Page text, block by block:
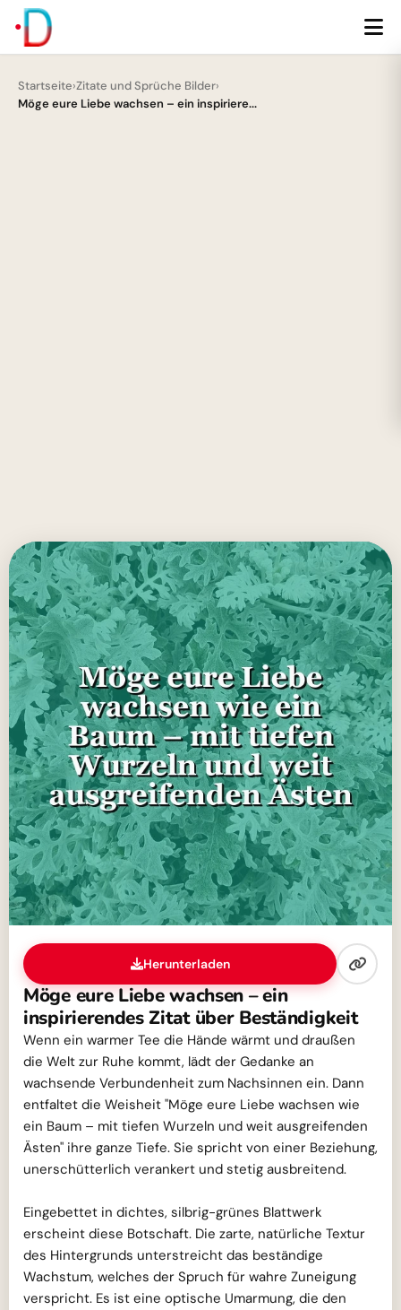
Startseite›Zitate und Sprüche Bilder›
Möge eure Liebe wachsen – ein inspiriere...
Herunterladen
Möge eure Liebe wachsen – ein
inspirierendes Zitat über Beständigkeit
Wenn ein warmer Tee die Hände wärmt und draußen
die Welt zur Ruhe kommt, lädt der Gedanke an
wachsende Verbundenheit zum Nachsinnen ein. Dann
entfaltet die Weisheit "Möge eure Liebe wachsen wie
ein Baum – mit tiefen Wurzeln und weit ausgreifenden
Ästen" ihre ganze Tiefe. Sie spricht von einer Beziehung,
unerschütterlich verankert und stetig ausbreitend.
Eingebettet in dichtes, silbrig-grünes Blattwerk
erscheint diese Botschaft. Die zarte, natürliche Textur
des Hintergrunds unterstreicht das beständige
Wachstum, welches der Spruch für wahre Zuneigung
verspricht. Es ist eine optische Umarmung, die den